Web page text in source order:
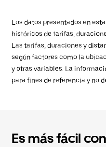
Los datos presentados en
históricos de tarifas,
Las tarifas, duraciones y
según factores como la
y otras variables. La
para fines de referencia y no
Es más fácil